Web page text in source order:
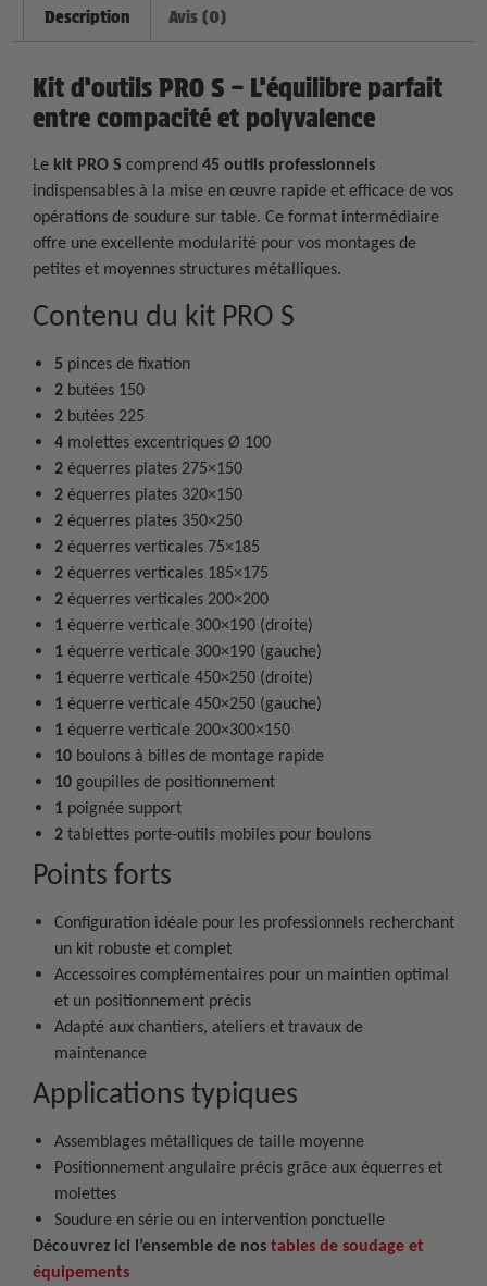
Description Avis (0)
Kit d’outils PRO S – L’équilibre parfait
entre compacité et polyvalence
Le kit PRO S comprend 45 outils professionnels
indispensables à la mise en œuvre rapide et efficace de vos
opérations de soudure sur table. Ce format intermédiaire
offre une excellente modularité pour vos montages de
petites et moyennes structures métalliques.
Contenu du kit PRO S
5 pinces de fixation
2 butées 150
2 butées 225
4 molettes excentriques Ø 100
2 équerres plates 275×150
2 équerres plates 320×150
2 équerres plates 350×250
2 équerres verticales 75×185
2 équerres verticales 185×175
2 équerres verticales 200×200
1 équerre verticale 300×190 (droite)
1 équerre verticale 300×190 (gauche)
1 équerre verticale 450×250 (droite)
1 équerre verticale 450×250 (gauche)
1 équerre verticale 200×300×150
10 boulons à billes de montage rapide
10 goupilles de positionnement
1 poignée support
2 tablettes porte-outils mobiles pour boulons
Points forts
Configuration idéale pour les professionnels recherchant
un kit robuste et complet
Accessoires complémentaires pour un maintien optimal
et un positionnement précis
Adapté aux chantiers, ateliers et travaux de
maintenance
Applications typiques
Assemblages métalliques de taille moyenne
Positionnement angulaire précis grâce aux équerres et
molettes
Soudure en série ou en intervention ponctuelle
Découvrez ici l’ensemble de nos tables de soudage et
équipements